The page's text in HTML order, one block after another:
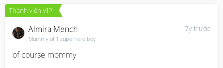
Thành viên VIP
7y trước
Almira Mench
Mummy of 1 superhero boy
of course mommy